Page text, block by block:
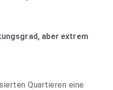
aber extrem
Quartieren eine